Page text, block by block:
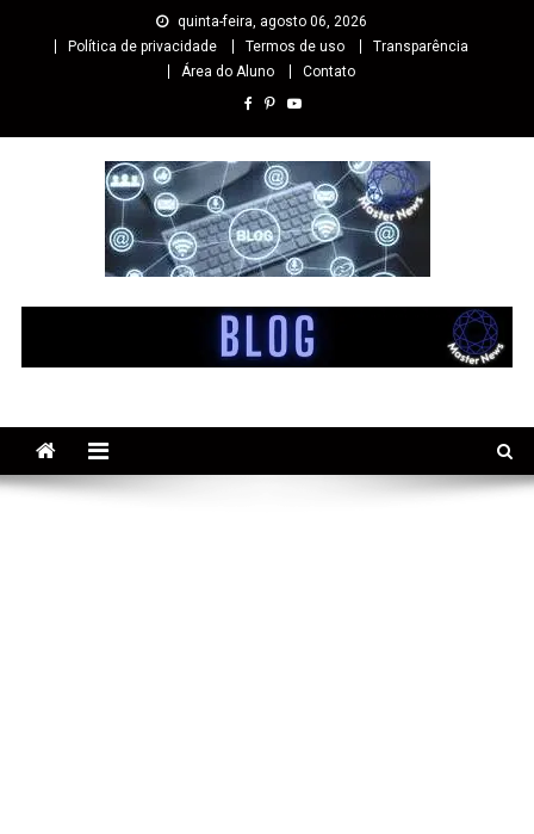
quinta-feira, agosto 06, 2026
Política de privacidade
Termos de uso
Transparência
Área do Aluno
Contato
Master cursos EaD